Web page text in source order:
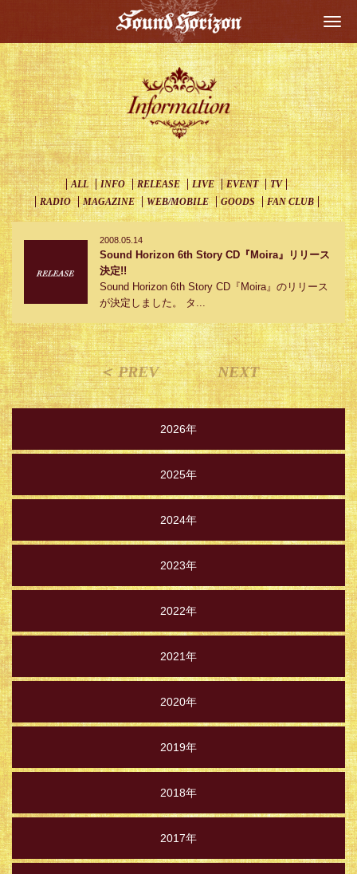
ALL INFO RELEASE LIVE EVENT
TV
RADIO
MAGAZINE WEB/MOBILE GOODS FAN CLUB
2008.05.14
Sound Horizon 6th Story CD『Moira』リリース
決定!!
Sound Horizon 6th Story CD『Moira』のリリース
が決定しました。 タ...
＜ PREV NEXT
2026年
2025年
2024年
2023年
2022年
2021年
2020年
2019年
2018年
2017年